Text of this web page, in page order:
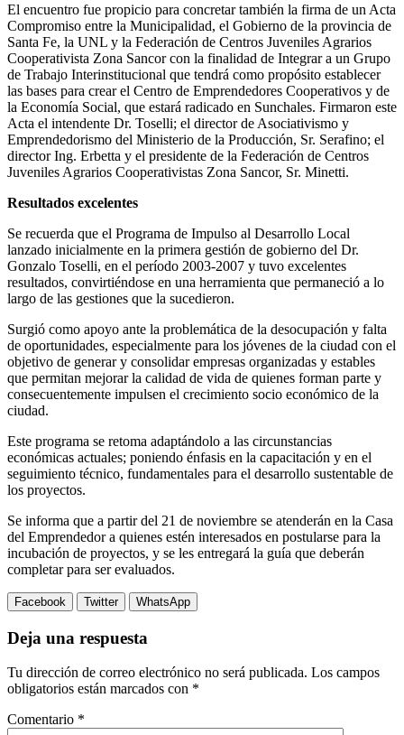
El encuentro fue propicio para concretar también la firma de un Acta
Compromiso entre la Municipalidad, el Gobierno de la provincia de
Santa Fe, la UNL y la Federación de Centros Juveniles Agrarios
Cooperativista Zona Sancor con la finalidad de Integrar a un Grupo
de Trabajo Interinstitucional que tendrá como propósito establecer
las bases para crear el Centro de Emprendedores Cooperativos y de
la Economía Social, que estará radicado en Sunchales. Firmaron este
Acta el intendente Dr. Toselli; el director de Asociativismo y
Emprendedorismo del Ministerio de la Producción, Sr. Serafino; el
director Ing. Erbetta y el presidente de la Federación de Centros
Juveniles Agrarios Cooperativistas Zona Sancor, Sr. Minetti.
Resultados excelentes
Se recuerda que el Programa de Impulso al Desarrollo Local
lanzado inicialmente en la primera gestión de gobierno del Dr.
Gonzalo Toselli, en el período 2003-2007 y tuvo excelentes
resultados, convirtiéndose en una herramienta que permaneció a lo
largo de las gestiones que la sucedieron.
Surgió como apoyo ante la problemática de la desocupación y falta
de oportunidades, especialmente para los jóvenes de la ciudad con el
objetivo de generar y consolidar empresas organizadas y estables
que permitan mejorar la calidad de vida de quienes forman parte y
consecuentemente impulsen el crecimiento socio económico de la
ciudad.
Este programa se retoma adaptándolo a las circunstancias
económicas actuales; poniendo énfasis en la capacitación y en el
seguimiento técnico, fundamentales para el desarrollo sustentable de
los proyectos.
Se informa que a partir del 21 de noviembre se atenderán en la Casa
del Emprendedor a quienes estén interesados en postularse para la
incubación de proyectos, y se les entregará la guía que deberán
completar para ser evaluados.
Facebook Twitter WhatsApp
Deja una respuesta
Tu dirección de correo electrónico no será publicada. Los campos
obligatorios están marcados con *
Comentario *